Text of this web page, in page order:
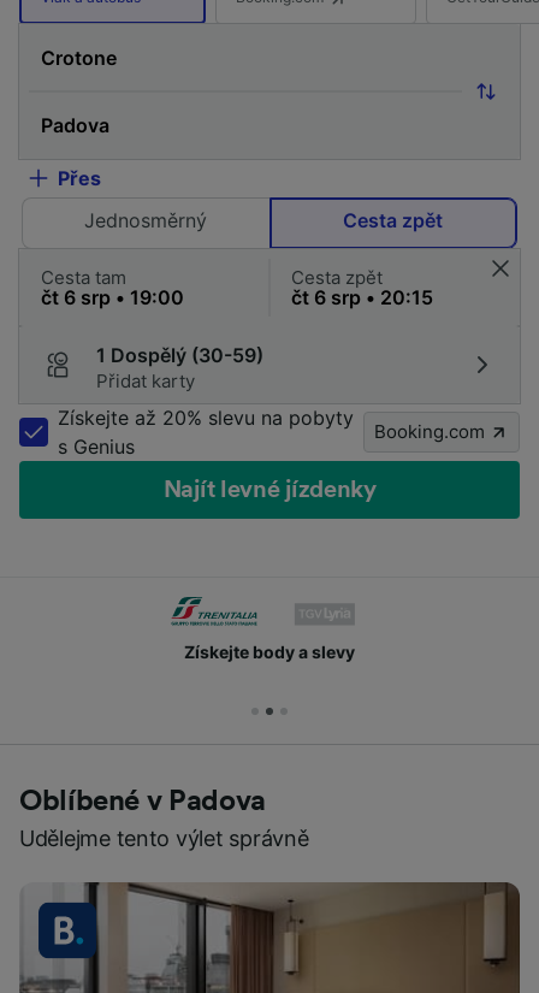
Přes
Jednosměrný
Cesta zpět
Cesta tam Cesta zpět
1 Dospělý (30-59)
Přidat karty
Získejte až 20% slevu na pobyty
s Genius
Booking.com
Najít levné jízdenky
Získejte body a slevy
Oblíbené v Padova
Udělejme tento výlet správně